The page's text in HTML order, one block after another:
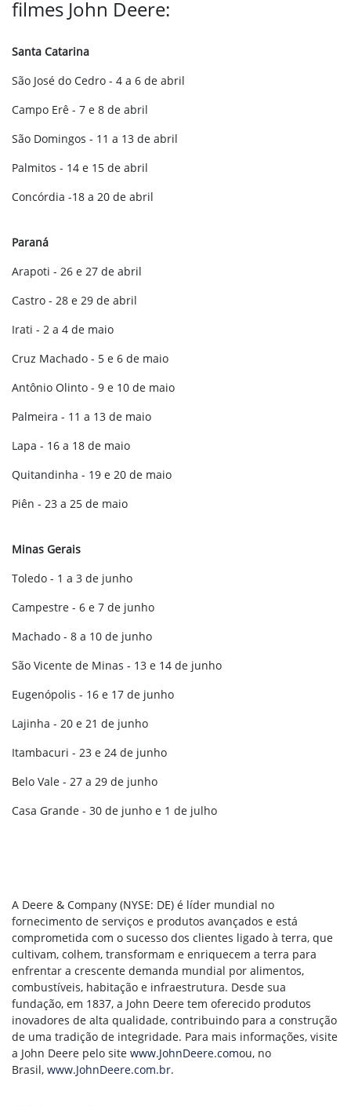
filmes John Deere:
Santa Catarina
São José do Cedro - 4 a 6 de abril
Campo Erê - 7 e 8 de abril
São Domingos - 11 a 13 de abril
Palmitos - 14 e 15 de abril
Concórdia -18 a 20 de abril
Paraná
Arapoti - 26 e 27 de abril
Castro - 28 e 29 de abril
Irati - 2 a 4 de maio
Cruz Machado - 5 e 6 de maio
Antônio Olinto - 9 e 10 de maio
Palmeira - 11 a 13 de maio
Lapa - 16 a 18 de maio
Quitandinha - 19 e 20 de maio
Piên - 23 a 25 de maio
Minas Gerais
Toledo - 1 a 3 de junho
Campestre - 6 e 7 de junho
Machado - 8 a 10 de junho
São Vicente de Minas - 13 e 14 de junho
Eugenópolis - 16 e 17 de junho
Lajinha - 20 e 21 de junho
Itambacuri - 23 e 24 de junho
Belo Vale - 27 a 29 de junho
Casa Grande - 30 de junho e 1 de julho
A Deere & Company (NYSE: DE) é líder mundial no
fornecimento de serviços e produtos avançados e está
comprometida com o sucesso dos clientes ligado à terra, que
cultivam, colhem, transformam e enriquecem a terra para
enfrentar a crescente demanda mundial por alimentos,
combustíveis, habitação e infraestrutura. Desde sua
fundação, em 1837, a John Deere tem oferecido produtos
inovadores de alta qualidade, contribuindo para a construção
de uma tradição de integridade. Para mais informações, visite
a John Deere pelo site www.JohnDeere.comou, no
Brasil, www.JohnDeere.com.br.